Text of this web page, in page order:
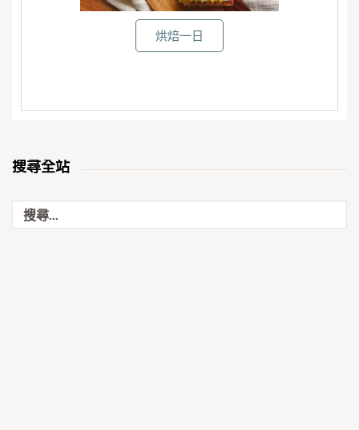
烘焙一日
搜尋全站